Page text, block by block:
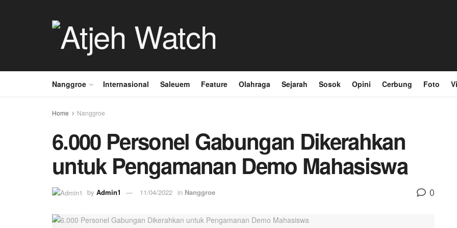
Nanggroe Internasional Saleuem Feature Olahraga Sejarah Sosok Opini Cerbung Foto
Home Nanggroe
6.000 Personel Gabungan Dikerahkan
untuk Pengamanan Demo Mahasiswa
by Admin1 11/04/2022 in Nanggroe 0